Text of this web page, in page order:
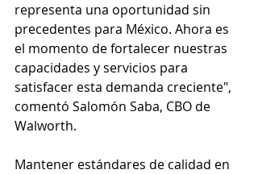
representa una oportunidad sin
precedentes para México. Ahora es
el momento de fortalecer nuestras
capacidades y servicios para
satisfacer esta demanda creciente",
comentó Salomón Saba, CBO de
Walworth.
Mantener estándares de calidad en